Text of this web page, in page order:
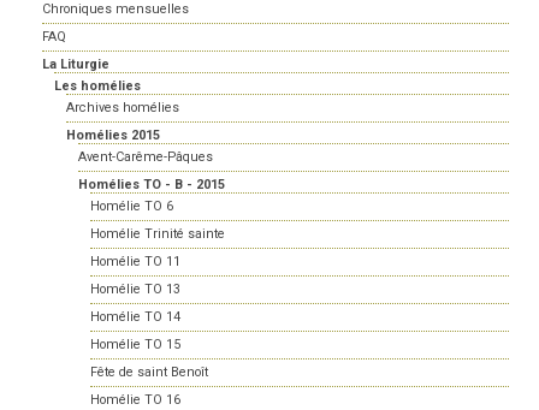
Chroniques mensuelles
FAQ
La Liturgie
Les homélies
Archives homélies
Homélies 2015
Avent-Carême-Pâques
Homélies TO - B - 2015
Homélie TO 6
Homélie Trinité sainte
Homélie TO 11
Homélie TO 13
Homélie TO 14
Homélie TO 15
Fête de saint Benoît
Homélie TO 16